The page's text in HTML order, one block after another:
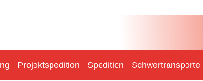
Projektspedition Spedition Schwertransporte